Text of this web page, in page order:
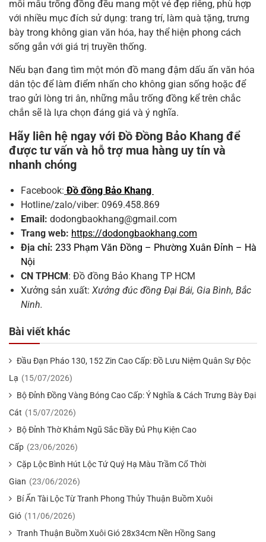
mỗi mẫu trống đồng đều mang một vẻ đẹp riêng, phù hợp
với nhiều mục đích sử dụng: trang trí, làm quà tặng, trưng
bày trong không gian văn hóa, hay thể hiện phong cách
sống gắn với giá trị truyền thống.
Nếu bạn đang tìm một món đồ mang đậm dấu ấn văn hóa
dân tộc để làm điểm nhấn cho không gian sống hoặc để
trao gửi lòng tri ân, những mẫu trống đồng kể trên chắc
chắn sẽ là lựa chọn đáng giá và ý nghĩa.
Hãy liên hệ ngay với Đồ Đồng Bảo Khang để
được tư vấn và hỗ trợ mua hàng uy tín và
nhanh chóng
Facebook: Đồ đồng Bảo Khang
Hotline/zalo/viber: 0969.458.869
Email: dodongbaokhang@gmail.com
Trang web: https://dodongbaokhang.com
Địa chỉ: 233 Phạm Văn Đồng – Phường Xuân Đỉnh – Hà
Nội
CN TPHCM: Đồ đồng Bảo Khang TP HCM
Xưởng sản xuất: Xưởng đúc đồng Đại Bái, Gia Bình, Bắc
Ninh.
Bài viết khác
Đầu Đạn Pháo 130, 152 Zin Cao Cấp: Đồ Lưu Niệm Quân Sự Độc
Lạ (15/07/2026)
Bộ Đỉnh Đồng Vàng Bóng Cao Cấp: Ý Nghĩa & Cách Trưng Bày Đại
Cát (15/07/2026)
Bộ Đỉnh Thờ Khảm Ngũ Sắc Đầy Đủ Phụ Kiện Cao
Cấp (23/06/2026)
Cặp Lộc Bình Hút Lộc Tứ Quý Hạ Màu Trầm Cổ Thời
Gian (23/06/2026)
Bí Ẩn Tài Lộc Từ Tranh Phong Thủy Thuận Buồm Xuôi
Gió (11/06/2026)
Tranh Thuận Buồm Xuôi Gió 28x34cm Nền Hồng Sang